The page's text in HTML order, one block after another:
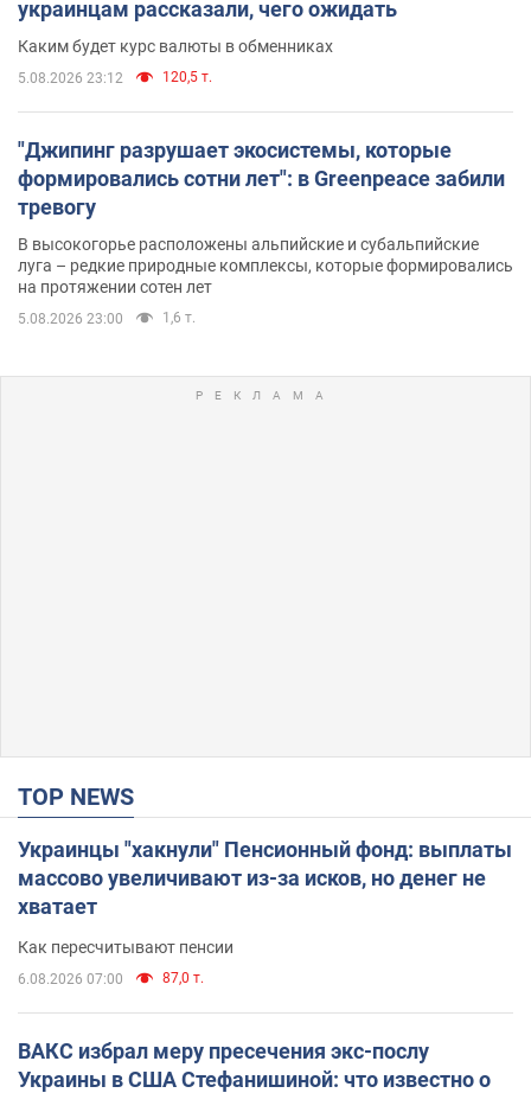
украинцам рассказали, чего ожидать
Каким будет курс валюты в обменниках
5.08.2026 23:12 120,5 т.
"Джипинг разрушает экосистемы, которые
формировались сотни лет": в Greenpeace забили
тревогу
В высокогорье расположены альпийские и субальпийские
луга – редкие природные комплексы, которые формировались
на протяжении сотен лет
5.08.2026 23:00 1,6 т.
TOP NEWS
Украинцы "хакнули" Пенсионный фонд: выплаты
массово увеличивают из-за исков, но денег не
хватает
Как пересчитывают пенсии
6.08.2026 07:00 87,0 т.
ВАКС избрал меру пресечения экс-послу
Украины в США Стефанишиной: что известно о